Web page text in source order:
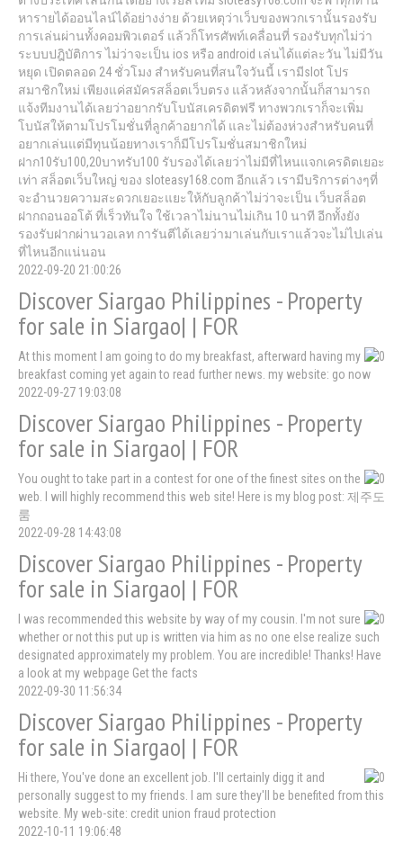
หารายได้ออนไลน์ได้อย่างง่าย ด้วยเหตุว่าเว็บของพวกเรานั้นรองรับ
การเล่นผ่านทั้งคอมพิวเตอร์ แล้วก็โทรศัพท์เคลื่อนที่ รองรับทุกไม่ว่า
ระบบปฎิบัติการ ไม่ว่าจะเป็น ios หรือ android เล่นได้แต่ละวัน ไม่มีวัน
หยุด เปิดตลอด 24 ชั่วโมง สำหรับคนที่สนใจวันนี้ เรามีslot โปร
สมาชิกใหม่ เพียงแค่สมัครสล็อตเว็บตรง แล้วหลังจากนั้นก็สามารถ
แจ้งทีมงานได้เลยว่าอยากรับโบนัสเครดิตฟรี ทางพวกเราก็จะเพิ่ม
โบนัสให้ตามโปรโมชั่นที่ลูกค้าอยากได้ และไม่ต้องห่วงสำหรับคนที่
อยากเล่นแต่มีทุนน้อยทางเราก็มีโปรโมชั่นสมาชิกใหม่
ฝาก10รับ100,20บาทรับ100 รับรองได้เลยว่าไม่มีที่ไหนแจกเครดิตเยอะ
เท่า สล็อตเว็บใหญ่ ของ sloteasy168.com อีกแล้ว เรามีบริการต่างๆที่
จะอำนวยความสะดวกเยอะแยะให้กับลูกค้าไม่ว่าจะเป็น เว็บสล็อต
ฝากถอนออโต้ ที่เร็วทันใจ ใช้เวลาไม่นานไม่เกิน 10 นาที อีกทั้งยัง
รองรับฝากผ่านวอเลท การันตีได้เลยว่ามาเล่นกับเราแล้วจะไม่ไปเล่น
ที่ไหนอีกแน่นอน
2022-09-20 21:00:26
Discover Siargao Philippines - Property
for sale in Siargao| | FOR
At this moment I am going to do my breakfast, afterward having my
breakfast coming yet again to read further news. my website: go now
2022-09-27 19:03:08
Discover Siargao Philippines - Property
for sale in Siargao| | FOR
You ought to take part in a contest for one of the finest sites on the
web. I will highly recommend this web site! Here is my blog post: 제주도
룸
2022-09-28 14:43:08
Discover Siargao Philippines - Property
for sale in Siargao| | FOR
I was recommended this website by way of my cousin. I'm not sure
whether or not this put up is written via him as no one else realize such
designated approximately my problem. You are incredible! Thanks! Have
a look at my webpage Get the facts
2022-09-30 11:56:34
Discover Siargao Philippines - Property
for sale in Siargao| | FOR
Hi there, You've done an excellent job. I'll certainly digg it and
personally suggest to my friends. I am sure they'll be benefited from this
website. My web-site: credit union fraud protection
2022-10-11 19:06:48